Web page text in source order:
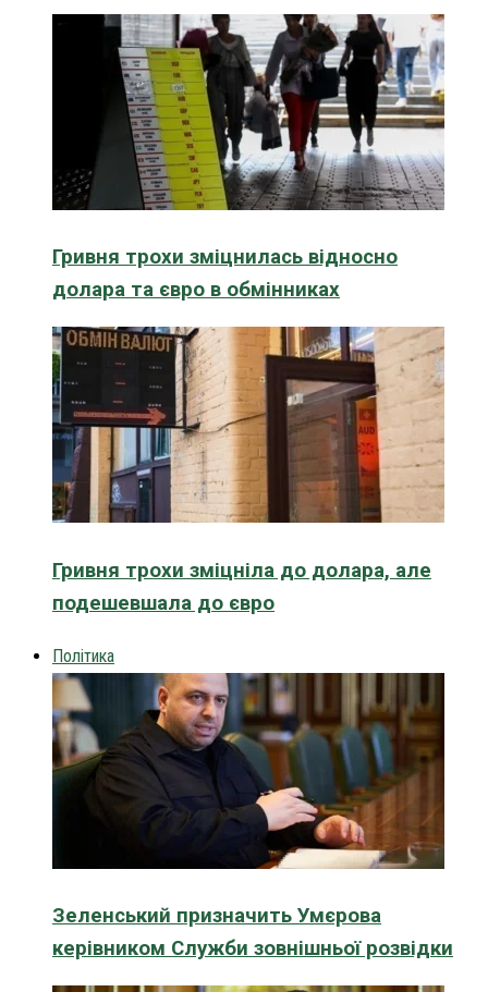
Гривня трохи зміцнилась відносно
долара та євро в обмінниках
Гривня трохи зміцніла до долара, але
подешевшала до євро
Політика
Зеленський призначить Умєрова
керівником Служби зовнішньої розвідки